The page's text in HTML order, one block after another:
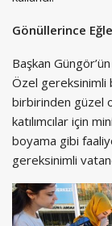
Gönüllerince
Başkan
Özel gereksinimli
birbirinden güzel
katılımcılar için
boyama gibi
gereksinimli